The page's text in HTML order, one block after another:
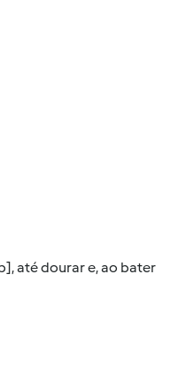
até dourar e, ao bater